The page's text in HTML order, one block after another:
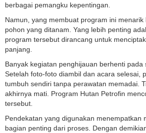
berbagai pemangku kepentingan.
Namun, yang membuat program ini menarik
pohon yang ditanam. Yang lebih penting
program tersebut dirancang untuk
panjang.
Banyak kegiatan penghijauan berhenti pada
Setelah foto-foto diambil dan acara selesai,
tumbuh sendiri tanpa perawatan memadai.
akhirnya mati. Program Hutan Petrofin
tersebut.
Pendekatan yang digunakan menempatkan
bagian penting dari proses. Dengan